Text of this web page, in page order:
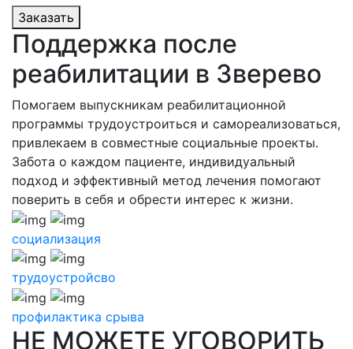
Заказать
Поддержка после
реабилитации в Зверево
Помогаем выпускникам реабилитационной
программы трудоустроиться и самореализоваться,
привлекаем в совместные социальные проекты.
Забота о каждом пациенте, индивидуальный
подход и эффективный метод лечения помогают
поверить в себя и обрести интерес к жизни.
социализация
трудоустройсво
профилактика срыва
НЕ МОЖЕТЕ УГОВОРИТЬ